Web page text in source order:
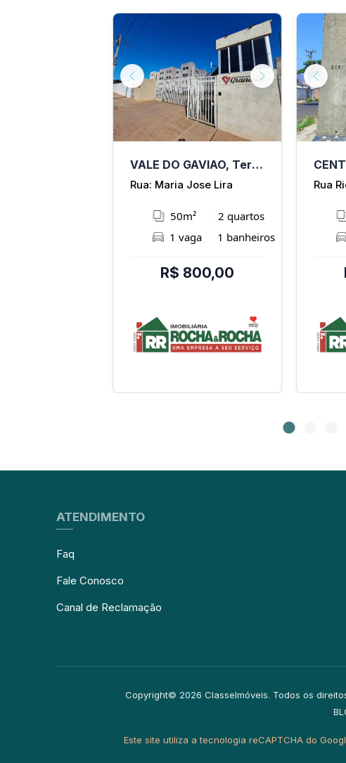
Previous Next
VALE DO GAVIAO, Teresina - PI
Rua: Maria Jose Lira
50m²
2 quartos
1 vaga
1 banheiros
R$ 800,00
Rua
ATENDIMENTO
Faq
Fale Conosco
Canal de Reclamação
Copyright© 2026 ClasseImóveis. Todos os
Este site utiliza a tecnologia reCAPTCHA do